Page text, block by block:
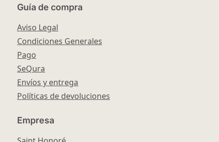
Guía de compra
Aviso Legal
Condiciones Generales
Pago
SeQura
Envíos y entrega
Políticas de devoluciones
Empresa